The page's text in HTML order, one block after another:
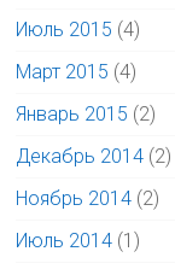
Июль 2015 (4)
Март 2015 (4)
Январь 2015 (2)
Декабрь 2014 (2)
Ноябрь 2014 (2)
Июль 2014 (1)